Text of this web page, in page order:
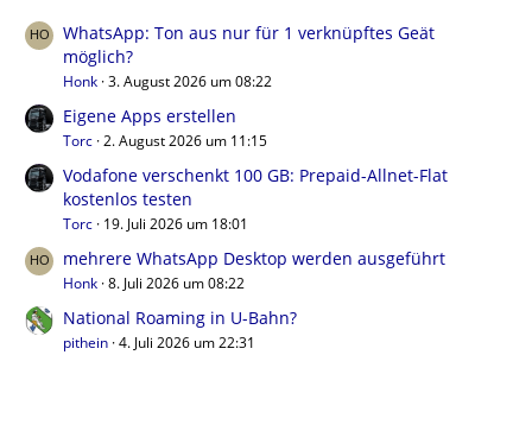
WhatsApp: Ton aus nur für 1 verknüpftes Geät
möglich?
Honk 3. August 2026 um 08:22
Eigene Apps erstellen
Torc 2. August 2026 um 11:15
Vodafone verschenkt 100 GB: Prepaid-Allnet-Flat
kostenlos testen
Torc 19. Juli 2026 um 18:01
mehrere WhatsApp Desktop werden ausgeführt
Honk 8. Juli 2026 um 08:22
National Roaming in U-Bahn?
pithein 4. Juli 2026 um 22:31